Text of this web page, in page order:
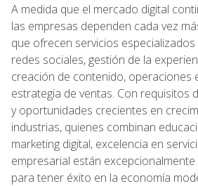
A medida que el mercado digital
las empresas dependen cada vez
que ofrecen servicios
redes sociales, gestión de la
creación de contenido, operaciones
estrategia de ventas. Con requisitos
y oportunidades crecientes en
industrias, quienes combinan
marketing digital, excelencia en
empresarial están
para tener éxito en la economía